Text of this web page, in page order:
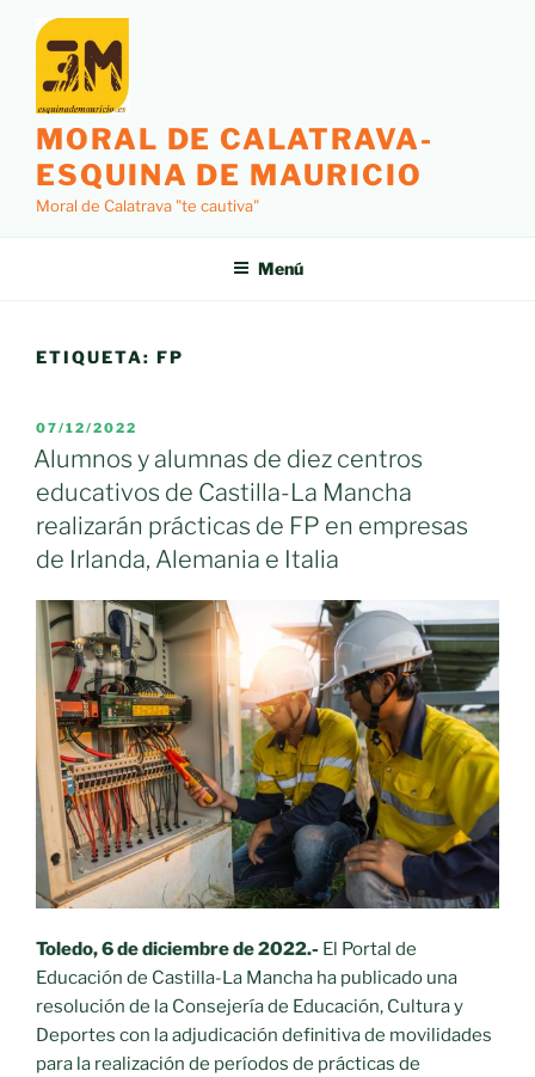
contenido
MORAL DE CALATRAVA-
ESQUINA DE MAURICIO
Moral de Calatrava "te cautiva"
Menú
ETIQUETA: FP
PUBLICADO
EL
07/12/2022
Alumnos y alumnas de diez centros
educativos de Castilla-La Mancha
realizarán prácticas de FP en empresas
de Irlanda, Alemania e Italia
Toledo, 6 de diciembre de 2022.- El Portal de
Educación de Castilla-La Mancha ha publicado una
resolución de la Consejería de Educación, Cultura y
Deportes con la adjudicación definitiva de movilidades
para la realización de períodos de prácticas de